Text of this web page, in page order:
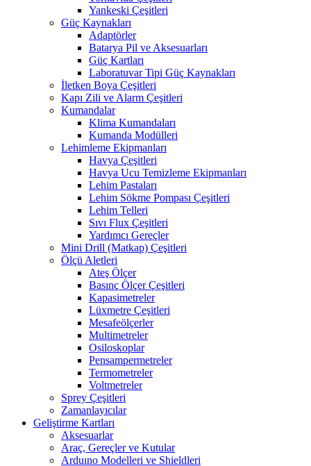
Yankeski Çeşitleri
Güç Kaynakları
Adaptörler
Batarya Pil ve Aksesuarları
Güç Kartları
Laboratuvar Tipi Güç Kaynakları
İletken Boya Çeşitleri
Kapı Zili ve Alarm Çeşitleri
Kumandalar
Klima Kumandaları
Kumanda Modülleri
Lehimleme Ekipmanları
Havya Çeşitleri
Havya Ucu Temizleme Ekipmanları
Lehim Pastaları
Lehim Sökme Pompası Çeşitleri
Lehim Telleri
Sıvı Flux Çeşitleri
Yardımcı Gereçler
Mini Drill (Matkap) Çeşitleri
Ölçü Aletleri
Ateş Ölçer
Basınç Ölçer Çeşitleri
Kapasimetreler
Lüxmetre Çeşitleri
Mesafeölçerler
Multimetreler
Osiloskoplar
Pensampermetreler
Termometreler
Voltmetreler
Sprey Çeşitleri
Zamanlayıcılar
Geliştirme Kartları
Aksesuarlar
Araç, Gereçler ve Kutular
Arduıno Modelleri ve Shieldleri